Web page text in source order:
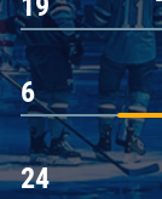
6
24